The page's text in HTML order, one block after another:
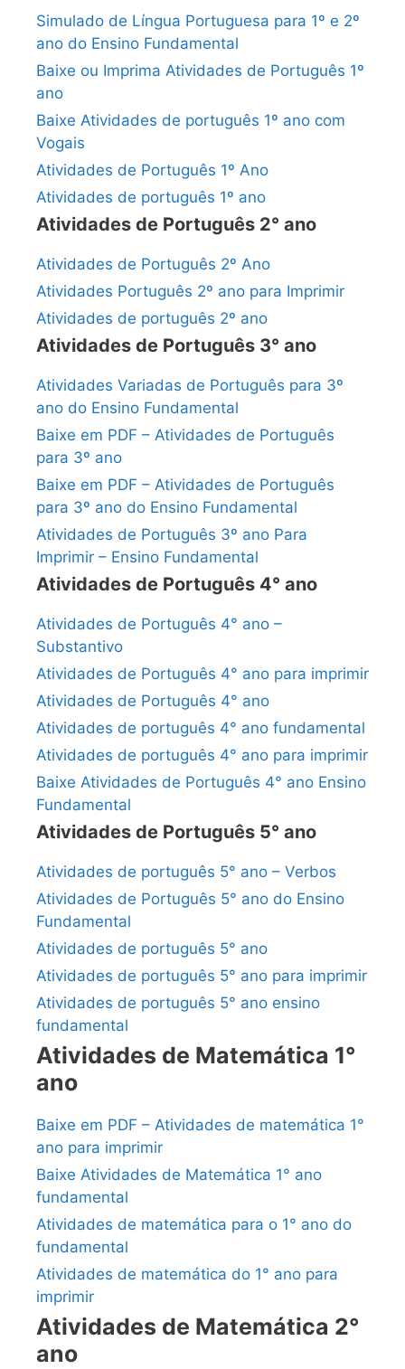
Simulado de Língua Portuguesa para 1º e 2º
ano do Ensino Fundamental
Baixe ou Imprima Atividades de Português 1º
ano
Baixe Atividades de português 1º ano com
Vogais
Atividades de Português 1º Ano
Atividades de português 1º ano
Atividades de Português 2° ano
Atividades de Português 2º Ano
Atividades Português 2º ano para Imprimir
Atividades de português 2º ano
Atividades de Português 3° ano
Atividades Variadas de Português para 3º
ano do Ensino Fundamental
Baixe em PDF – Atividades de Português
para 3º ano
Baixe em PDF – Atividades de Português
para 3º ano do Ensino Fundamental
Atividades de Português 3º ano Para
Imprimir – Ensino Fundamental
Atividades de Português 4° ano
Atividades de Português 4° ano –
Substantivo
Atividades de Português 4° ano para imprimir
Atividades de Português 4° ano
Atividades de português 4° ano fundamental
Atividades de português 4° ano para imprimir
Baixe Atividades de Português 4° ano Ensino
Fundamental
Atividades de Português 5° ano
Atividades de português 5° ano – Verbos
Atividades de Português 5° ano do Ensino
Fundamental
Atividades de português 5° ano
Atividades de português 5° ano para imprimir
Atividades de português 5° ano ensino
fundamental
Atividades de Matemática 1°
ano
Baixe em PDF – Atividades de matemática 1°
ano para imprimir
Baixe Atividades de Matemática 1° ano
fundamental
Atividades de matemática para o 1° ano do
fundamental
Atividades de matemática do 1° ano para
imprimir
Atividades de Matemática 2°
ano